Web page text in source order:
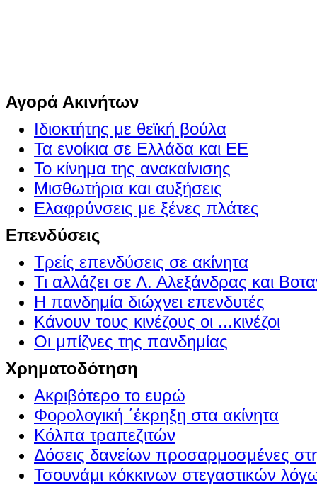
Αγορά Ακινήτων
Ιδιοκτήτης με θεϊκή βούλα
Τα ενοίκια σε Ελλάδα και ΕΕ
Το κίνημα της ανακαίνισης
Μισθωτήρια και αυξήσεις
Ελαφρύνσεις με ξένες πλάτες
Επενδύσεις
Τρείς επενδύσεις σε ακίνητα
Τι αλλάζει σε Λ. Αλεξάνδρας και
Η πανδημία διώχνει επενδυτές
Κάνουν τους κινέζους οι ...κινέζοι
Οι μπίζνες της πανδημίας
Χρηματοδότηση
Ακριβότερο το ευρώ
Φορολογική ΄έκρηξη στα ακίνητα
Κόλπα τραπεζιτών
Δόσεις δανείων προσαρμοσμένες
Τσουνάμι κόκκινων στεγαστικών